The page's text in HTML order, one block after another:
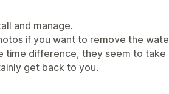
and manage.
if you want to remove the
time difference, they seem to
get back to you.